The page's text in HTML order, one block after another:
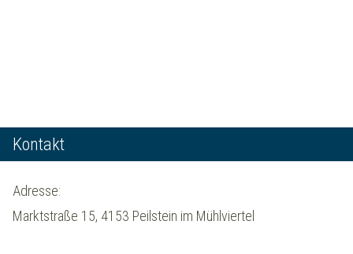
Kontakt
Adresse:
Marktstraße 15, 4153 Peilstein im Mühlviertel